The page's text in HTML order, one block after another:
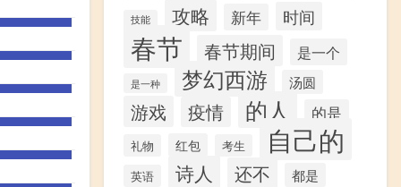
技能 攻略 新年 时间
春节 春节期间 是一个
是一种 梦幻西游 汤圆
游戏 疫情 的人 的是
礼物 红包 考生 自己的
英语 诗人 还不 都是